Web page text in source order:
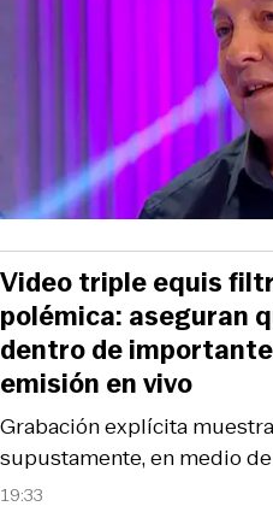
19:33
Grabación explícita
supustamente, en medio
Video triple equis
polémica: aseguran
dentro de
emisión en vivo